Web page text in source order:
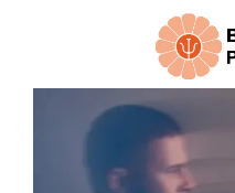
E-RANDEVU
EKİBİMİZ
HAKKIMIZDA